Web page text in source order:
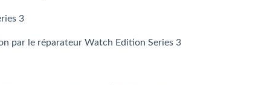
3
par le réparateur Watch Edition Series 3